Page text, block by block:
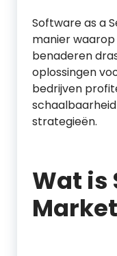
Software as a
manier
benaderen
oplossingen
bedrijven
strategieën.
Wat is